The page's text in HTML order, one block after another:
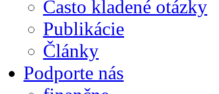
Často kladené otázky
Publikácie
Články
Podporte nás